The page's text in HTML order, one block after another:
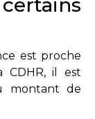
est proche
il est
montant de